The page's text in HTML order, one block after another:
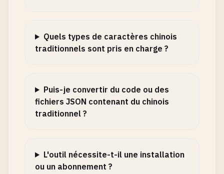
Quels types de caractères chinois
traditionnels sont pris en charge ?
Puis-je convertir du code ou des
fichiers JSON contenant du chinois
traditionnel ?
L'outil nécessite-t-il une installation
ou un abonnement ?